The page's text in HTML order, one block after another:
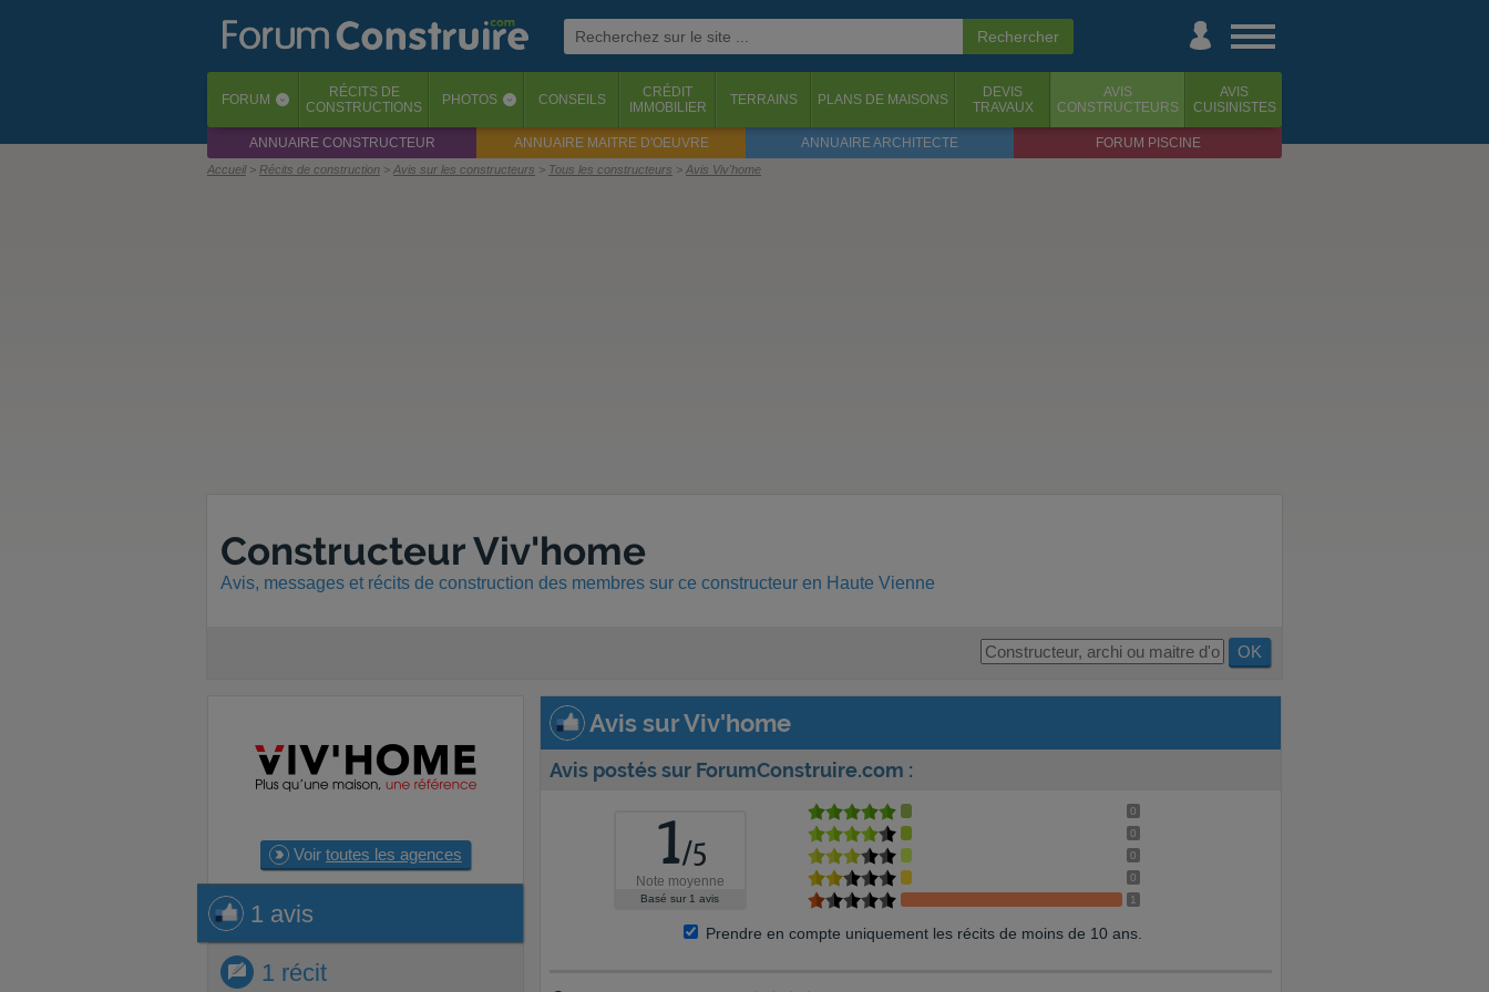
FORUM ‹ RÉCITS DE
CONSTRUCTIONS
PHOTOS ‹ CONSEILS
CRÉDIT
IMMOBILIER
TERRAINS PLANS DE MAISONS
DEVIS
TRAVAUX
AVIS
CONSTRUCTEURS
AVIS
CUISINISTES
ANNUAIRE CONSTRUCTEUR ANNUAIRE MAITRE D'OEUVRE ANNUAIRE ARCHITECTE FORUM PISCINE
Accueil Récits de construction Avis sur les constructeurs Tous les constructeurs Avis Viv'home
Constructeur Viv'home
Avis, messages et récits de construction des membres sur ce constructeur en Haute Vienne
OK
Voir toutes les agences
1 avis
1 récit
1 avis
Avis sur Viv'home
Avis postés sur ForumConstruire.com :
1/5
Note moyenne
Basé sur 1 avis
0
0
0
0
1
Prendre en compte uniquement les récits de moins de 10 ans.